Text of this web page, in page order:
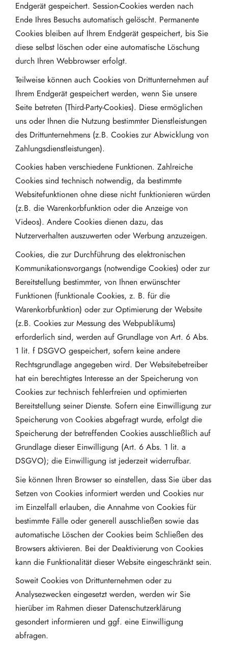
Endgerät gespeichert. Session-Cookies werden nach
Ende Ihres Besuchs automatisch gelöscht. Permanente
Cookies bleiben auf Ihrem Endgerät gespeichert, bis Sie
diese selbst löschen oder eine automatische Löschung
durch Ihren Webbrowser erfolgt.
Teilweise können auch Cookies von Drittunternehmen auf
Ihrem Endgerät gespeichert werden, wenn Sie unsere
Seite betreten (Third-Party-Cookies). Diese ermöglichen
uns oder Ihnen die Nutzung bestimmter Dienstleistungen
des Drittunternehmens (z.B. Cookies zur Abwicklung von
Zahlungsdienstleistungen).
Cookies haben verschiedene Funktionen. Zahlreiche
Cookies sind technisch notwendig, da bestimmte
Websitefunktionen ohne diese nicht funktionieren würden
(z.B. die Warenkorbfunktion oder die Anzeige von
Videos). Andere Cookies dienen dazu, das
Nutzerverhalten auszuwerten oder Werbung anzuzeigen.
Cookies, die zur Durchführung des elektronischen
Kommunikationsvorgangs (notwendige Cookies) oder zur
Bereitstellung bestimmter, von Ihnen erwünschter
Funktionen (funktionale Cookies, z. B. für die
Warenkorbfunktion) oder zur Optimierung der Website
(z.B. Cookies zur Messung des Webpublikums)
erforderlich sind, werden auf Grundlage von Art. 6 Abs.
1 lit. f DSGVO gespeichert, sofern keine andere
Rechtsgrundlage angegeben wird. Der Websitebetreiber
hat ein berechtigtes Interesse an der Speicherung von
Cookies zur technisch fehlerfreien und optimierten
Bereitstellung seiner Dienste. Sofern eine Einwilligung zur
Speicherung von Cookies abgefragt wurde, erfolgt die
Speicherung der betreffenden Cookies ausschließlich auf
Grundlage dieser Einwilligung (Art. 6 Abs. 1 lit. a
DSGVO); die Einwilligung ist jederzeit widerrufbar.
Sie können Ihren Browser so einstellen, dass Sie über das
Setzen von Cookies informiert werden und Cookies nur
im Einzelfall erlauben, die Annahme von Cookies für
bestimmte Fälle oder generell ausschließen sowie das
automatische Löschen der Cookies beim Schließen des
Browsers aktivieren. Bei der Deaktivierung von Cookies
kann die Funktionalität dieser Website eingeschränkt sein.
Soweit Cookies von Drittunternehmen oder zu
Analysezwecken eingesetzt werden, werden wir Sie
hierüber im Rahmen dieser Datenschutzerklärung
gesondert informieren und ggf. eine Einwilligung
abfragen.